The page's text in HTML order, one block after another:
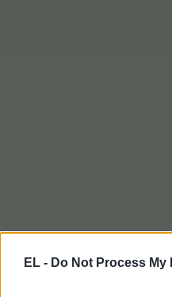
EL - Do Not Process